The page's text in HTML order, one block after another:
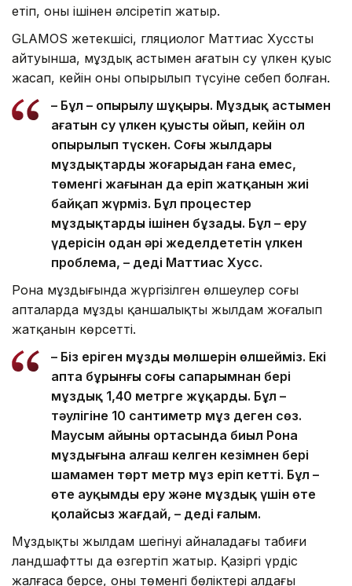
етіп, оны ішінен әлсіретіп жатыр.
GLAMOS жетекшісі, гляциолог Маттиас Хусстың
айтуынша, мұздық астымен ағатын су үлкен қуыс
жасап, кейін оның опырылып түсуіне себеп болған.
– Бұл – опырылу шұңқыры. Мұздық астымен
ағатын су үлкен қуысты ойып, кейін ол
опырылып түскен. Соңғы жылдары
мұздықтардың жоғарыдан ғана емес,
төменгі жағынан да еріп жатқанын жиі
байқап жүрміз. Бұл процестер
мұздықтарды ішінен бұзады. Бұл – еру
үдерісін одан әрі жеделдететін үлкен
проблема, – деді Маттиас Хусс.
Рона мұздығында жүргізілген өлшеулер соңғы
апталарда мұздың қаншалықты жылдам жоғалып
жатқанын көрсетті.
– Біз еріген мұздың мөлшерін өлшейміз. Екі
апта бұрынғы соңғы сапарымнан бері
мұздық 1,40 метрге жұқарды. Бұл –
тәулігіне 10 сантиметр мұз деген сөз.
Маусым айының ортасында биыл Рона
мұздығына алғаш келген кезімнен бері
шамамен төрт метр мұз еріп кетті. Бұл –
өте ауқымды еру және мұздық үшін өте
қолайсыз жағдай, – деді ғалым.
Мұздықтың жылдам шегінуі айналадағы табиғи
ландшафтты да өзгертіп жатыр. Қазіргі үрдіс
жалғаса берсе, оның төменгі бөліктері алдағы